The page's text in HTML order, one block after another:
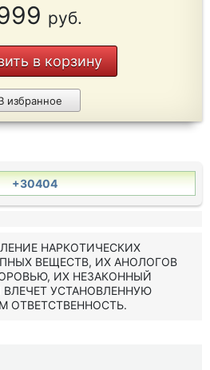
руб.
в корзину
избранное
+30404
НАРКОТИЧЕСКИХ
ВЕЩЕСТВ, ИХ АНОЛОГОВ
ИХ НЕЗАКОННЫЙ
УСТАНОВЛЕННУЮ
ОТВЕТСТВЕННОСТЬ.